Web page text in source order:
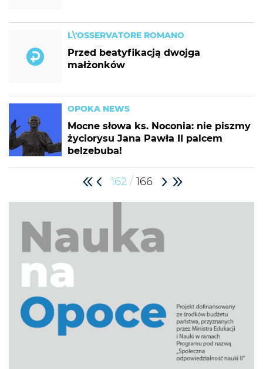
L\'OSSERVATORE ROMANO
Przed beatyfikacją dwojga
małżonków
OPOKA NEWS
Mocne słowa ks. Noconia: nie piszmy
życiorysu Jana Pawła II palcem
belzebuba!
162 / 166